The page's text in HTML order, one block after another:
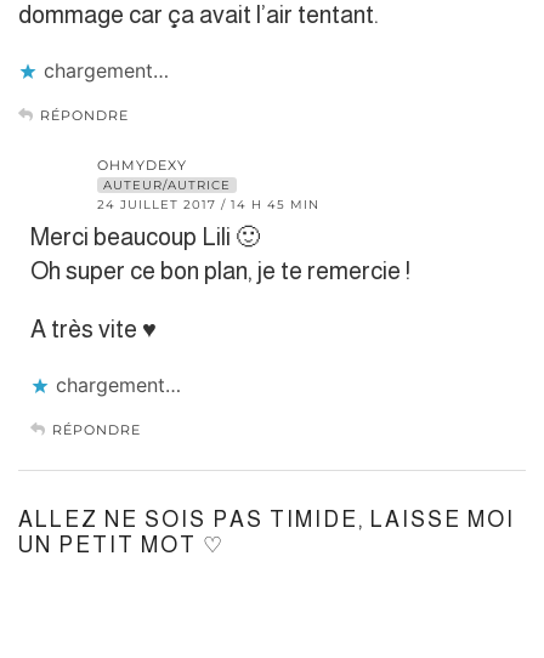
dommage car ça avait l’air tentant.
chargement…
RÉPONDRE
OHMYDEXY
AUTEUR/AUTRICE
24 JUILLET 2017 / 14 H 45 MIN
Merci beaucoup Lili 🙂
Oh super ce bon plan, je te remercie !
A très vite ♥
chargement…
RÉPONDRE
ALLEZ NE SOIS PAS TIMIDE, LAISSE MOI
UN PETIT MOT ♡